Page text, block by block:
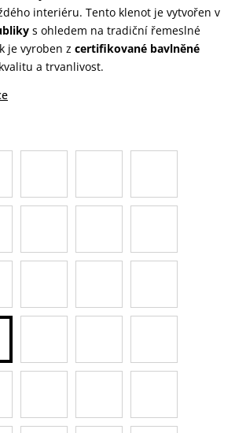
interiéru. Tento klenot je vytvořen v
s ohledem na tradiční řemeslné
je vyroben z certifikované bavlněné
a trvanlivost.